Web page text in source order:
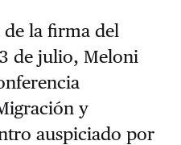
de la firma del
de julio, Meloni
y
auspiciado por